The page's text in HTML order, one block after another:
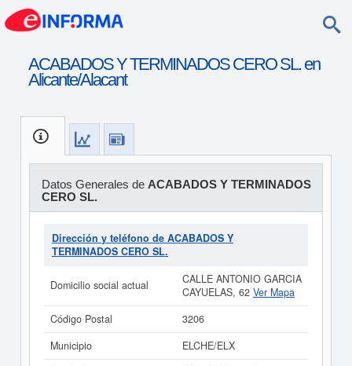
ACABADOS Y TERMINADOS CERO SL. en
Alicante/Alacant
Datos Generales de ACABADOS Y TERMINADOS
CERO SL.
Dirección y teléfono de ACABADOS Y
TERMINADOS CERO SL.
Domicilio social actual
CALLE ANTONIO GARCIA
CAYUELAS, 62 Ver Mapa
Código Postal
3206
Municipio
ELCHE/ELX